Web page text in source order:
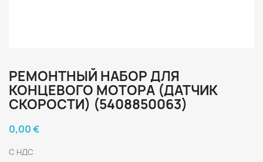
РЕМОНТНЫЙ НАБОР ДЛЯ
КОНЦЕВОГО МОТОРА (ДАТЧИК
СКОРОСТИ) (5408850063)
0,00 €
С НДС